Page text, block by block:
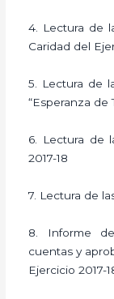
4. Lectura de
Caridad del
5. Lectura de
“Esperanza de
6. Lectura de
2017-18
7. Lectura de
8. Informe
cuentas y
Ejercicio 2017-